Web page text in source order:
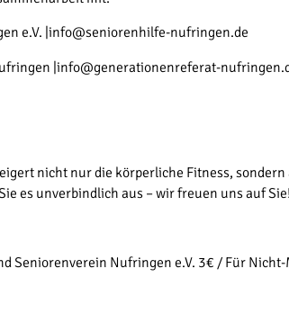
e.V. |info@seniorenhilfe-nufringen.de
|info@generationenreferat-
nicht nur die körperliche Fitness,
es unverbindlich aus – wir freuen uns auf Sie!
Seniorenverein Nufringen e.V. 3€ / Für